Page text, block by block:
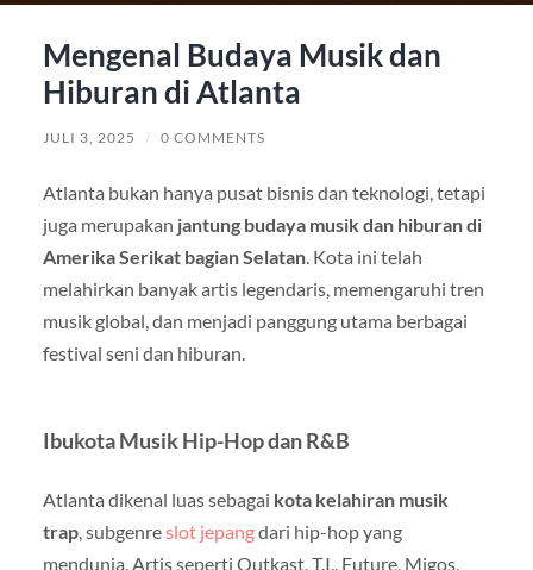
Mengenal Budaya Musik dan
Hiburan di Atlanta
JULI 3, 2025 / 0 COMMENTS
Atlanta bukan hanya pusat bisnis dan teknologi, tetapi
juga merupakan jantung budaya musik dan hiburan di
Amerika Serikat bagian Selatan. Kota ini telah
melahirkan banyak artis legendaris, memengaruhi tren
musik global, dan menjadi panggung utama berbagai
festival seni dan hiburan.
Ibukota Musik Hip-Hop dan R&B
Atlanta dikenal luas sebagai kota kelahiran musik
trap, subgenreslot jepangdari hip-hop yang
mendunia. Artis seperti Outkast, T.I., Future, Migos,